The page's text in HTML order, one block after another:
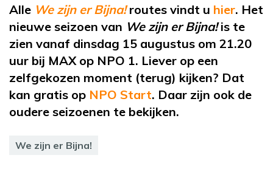
Alle We zijn er Bijna! routes vindt u hier. Het
nieuwe seizoen van We zijn er Bijna!is te
zien vanaf dinsdag 15 augustus om 21.20
uur bij MAX op NPO 1. Liever op een
zelfgekozen moment (terug) kijken? Dat
kan gratis op NPO Start. Daar zijn ook de
oudere seizoenen te bekijken.
We zijn er Bijna!